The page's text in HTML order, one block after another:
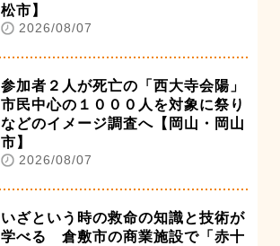
松市】
2026/08/07
参加者２人が死亡の「西大寺会陽」
市民中心の１０００人を対象に祭り
などのイメージ調査へ【岡山・岡山
市】
2026/08/07
いざという時の救命の知識と技術が
学べる 倉敷市の商業施設で「赤十